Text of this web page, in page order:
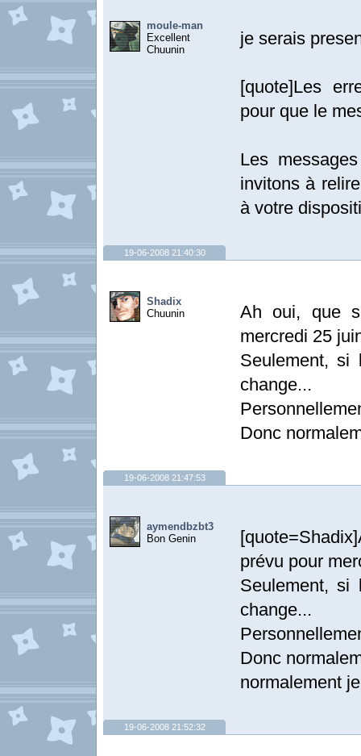
moule-man
Excellent
Chuunin
je serais
[quote]Les
pour que le
Les
invitons à
à votre
19-06-2008 21:40:30
Shadix
Chuunin
Ah oui, que
mercredi 25
Seulement, si
change...
Donc
19-06-2008 21:47:53
aymendbzbt3
Bon Genin
prévu pour
Seulement, si
change...
Donc
normalement
19-06-2008 21:52:32